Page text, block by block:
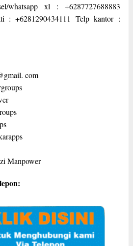
xl : +6287727688883
: +6281290434111 Telp kantor :
com
Manpower